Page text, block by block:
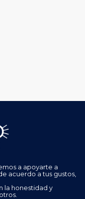
a apoyarte a
acuerdo a tus gustos,
la honestidad y